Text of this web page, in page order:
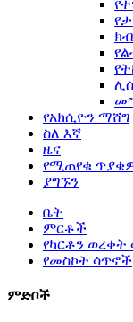
የአክሲዮን ማሸግ
ስለ እኛ
ዜና
የሚጠየቁ
ያግኙን
ቤት
ምርቶች
የካርቶን ወረቀት
የመስኮት ሳጥኖች
ምድቦች